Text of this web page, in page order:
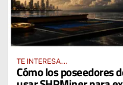
TE INTERESA...
Cómo los poseedores